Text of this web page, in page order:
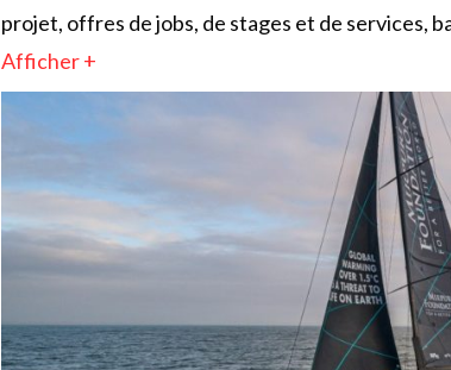
projet, offres de jobs, de stages et de services,
Afficher +